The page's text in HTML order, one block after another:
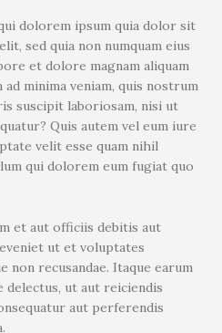
dolorem ipsum quia dolor sit
sed quia non numquam eius
et dolore magnam aliquam
minima veniam, quis nostrum
suscipit laboriosam, nisi ut
Quis autem vel eum iure
velit esse quam nihil
qui dolorem eum fugiat quo
et aut officiis debitis aut
ut et voluptates
non recusandae. Itaque earum
ut aut reiciendis
aut perferendis